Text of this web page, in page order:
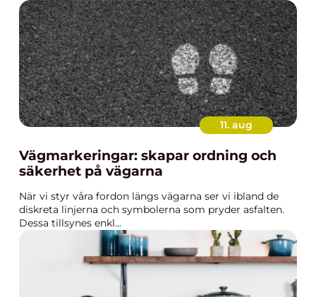
11. aug
Vägmarkeringar: skapar ordning och
säkerhet på vägarna
När vi styr våra fordon längs vägarna ser vi ibland de
diskreta linjerna och symbolerna som pryder asfalten.
Dessa tillsynes enkl...